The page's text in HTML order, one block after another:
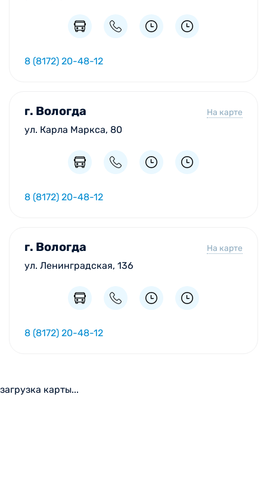
8 (8172) 20-48-12
г. Вологда На карте
ул. Карла Маркса, 80
8 (8172) 20-48-12
г. Вологда На карте
ул. Ленинградская, 136
8 (8172) 20-48-12
загрузка карты...